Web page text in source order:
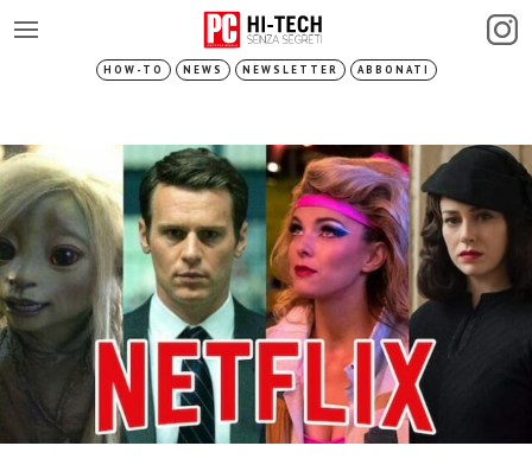
HOW-TO NEWS NEWSLETTER ABBONATI